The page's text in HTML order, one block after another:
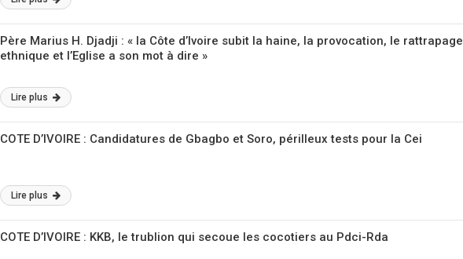
Père Marius H. Djadji : « la Côte d’Ivoire subit la haine, la provocation, le rattrapage
ethnique et l’Eglise a son mot à dire »
Lire plus
COTE D’IVOIRE : Candidatures de Gbagbo et Soro, périlleux tests pour la Cei
Lire plus
COTE D’IVOIRE : KKB, le trublion qui secoue les cocotiers au Pdci-Rda